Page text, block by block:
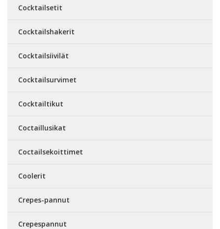
Cocktailsetit
Cocktailshakerit
Cocktailsiivilät
Cocktailsurvimet
Cocktailtikut
Coctaillusikat
Coctailsekoittimet
Coolerit
Crepes-pannut
Crepespannut